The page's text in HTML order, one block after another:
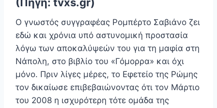
Ο γνωστός συγγραφέας Ρομπέρτο Σαβιάνο ζει
εδώ και χρόνια υπό αστυνομική προστασία
λόγω των αποκαλύψεών του για τη μαφία στη
Νάπολη, στο βιβλίο του «Γόμορρα» και όχι
μόνο. Πριν λίγες μέρες, το Εφετείο της Ρώμης
τον δικαίωσε επιβεβαιώνοντας ότι τον Μάρτιο
του 2008 η ισχυρότερη τότε ομάδα της